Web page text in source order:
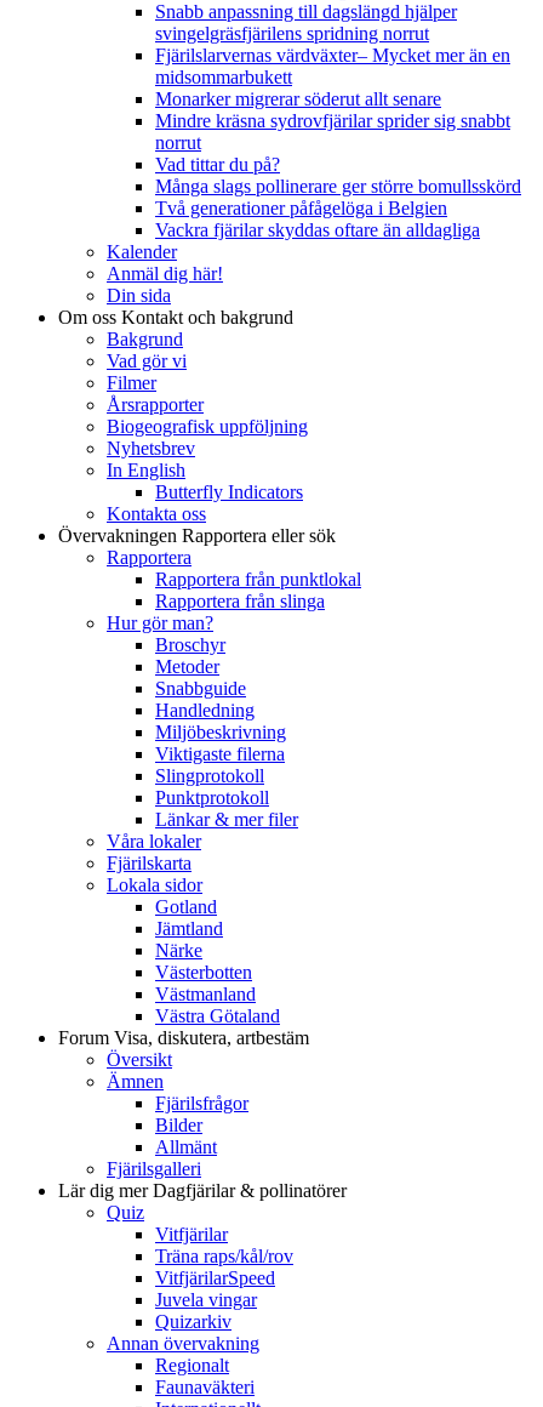
Snabb anpassning till dagslängd hjälper
svingelgräsfjärilens spridning norrut
Fjärilslarvernas värdväxter– Mycket mer än en
midsommarbukett
Monarker migrerar söderut allt senare
Mindre kräsna sydrovfjärilar sprider sig snabbt
norrut
Vad tittar du på?
Många slags pollinerare ger större bomullsskörd
Två generationer påfågelöga i Belgien
Vackra fjärilar skyddas oftare än alldagliga
Kalender
Anmäl dig här!
Din sida
Om oss Kontakt och bakgrund
Bakgrund
Vad gör vi
Filmer
Årsrapporter
Biogeografisk uppföljning
Nyhetsbrev
In English
Butterfly Indicators
Kontakta oss
Övervakningen Rapportera eller sök
Rapportera
Rapportera från punktlokal
Rapportera från slinga
Hur gör man?
Broschyr
Metoder
Snabbguide
Handledning
Miljöbeskrivning
Viktigaste filerna
Slingprotokoll
Punktprotokoll
Länkar & mer filer
Våra lokaler
Fjärilskarta
Lokala sidor
Gotland
Jämtland
Närke
Västerbotten
Västmanland
Västra Götaland
Forum Visa, diskutera, artbestäm
Översikt
Ämnen
Fjärilsfrågor
Bilder
Allmänt
Fjärilsgalleri
Lär dig merDagfjärilar & pollinatörer
Quiz
Vitfjärilar
Träna raps/kål/rov
VitfjärilarSpeed
Juvela vingar
Quizarkiv
Annan övervakning
Regionalt
Faunaväkteri